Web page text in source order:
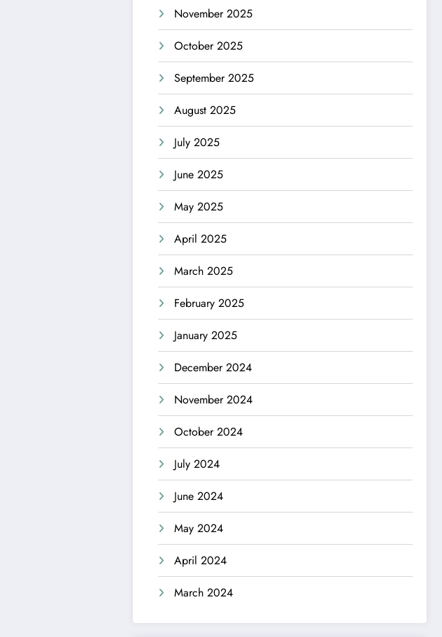
November 2025
October 2025
September 2025
August 2025
July 2025
June 2025
May 2025
April 2025
March 2025
February 2025
January 2025
December 2024
November 2024
October 2024
July 2024
June 2024
May 2024
April 2024
March 2024